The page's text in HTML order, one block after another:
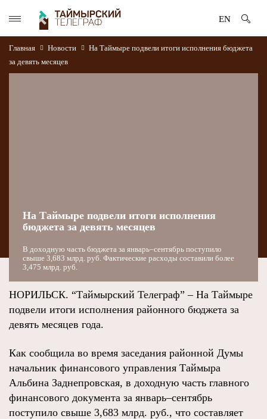
EN
Главная Новости
На Таймыре подвели итоги исполнения бюджета
за девять месяцев
На Таймыре подвели итоги исполнения
бюджета за девять месяцев
В доходную часть бюджета за январь–сентябрь поступило
свыше 3,683 млрд. руб. Фактические расходы составили более
3,475 млрд. руб.
НОРИЛЬСК. “Таймырский Телеграф” – На Таймыре
подвели итоги исполнения районного бюджета за
девять месяцев года.
Как сообщила во время заседания районной Думы
начальник финансового управления Таймыра
Альбина Заднепровская, в доходную часть главного
финансового документа за январь–сентябрь
поступило свыше 3,683 млрд. руб., что составляет